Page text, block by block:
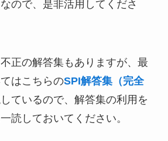
ので、是非活用してくださ
正の解答集もありますが、最
はこちらのSPI解答集（完全
ているので、解答集の利用を
読しておいてください。